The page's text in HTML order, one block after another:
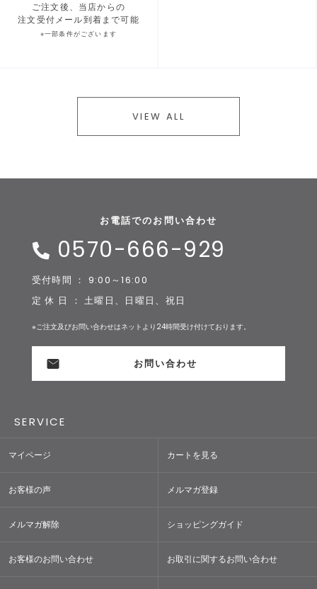
ご注文後、当店からの
注文受付メール到着まで可能
※一部条件がございます
VIEW ALL
お電話でのお問い合わせ
0570-666-929
受付時間 ： 9:00～16:00
定 休 日 ： 土曜日、日曜日、祝日
※ご注文及びお問い合わせはネットより24時間受け付けております。
お問い合わせ
SERVICE
マイページ カートを見る
お客様の声 メルマガ登録
メルマガ解除 ショッピングガイド
お客様のお問い合わせ お取引に関するお問い合わせ